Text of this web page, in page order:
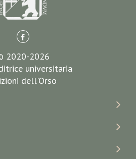
2020-2026
universitaria
dell'Orso